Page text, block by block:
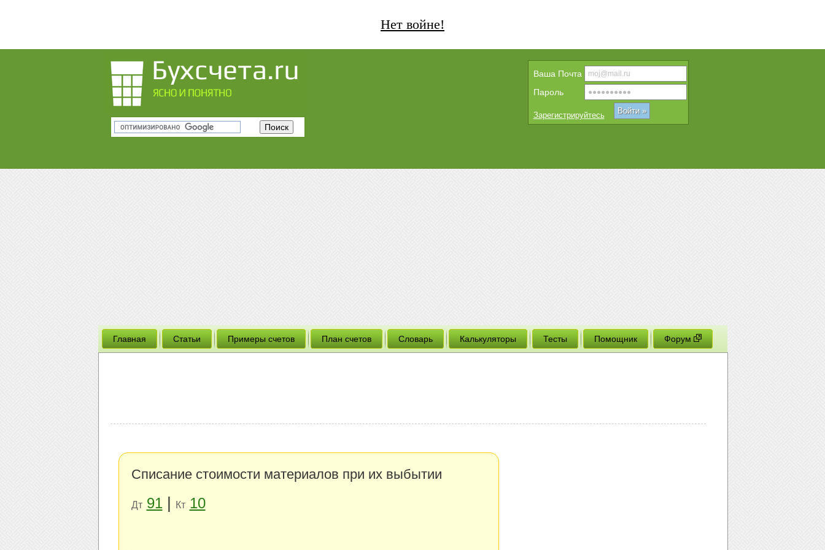
Нет войне!
Вашa Почта
Пароль
Зарегистрируйтесь
Главная Статьи Примеры счетов План счетов Словарь Калькуляторы Тесты Помощник Форум
Списание стоимости материалов при их выбытии
Дт 91| Кт 10